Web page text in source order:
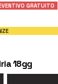
GRATUITO
18gg